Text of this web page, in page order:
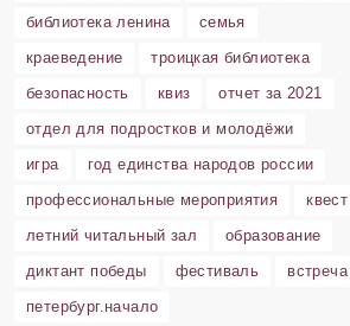
библиотека ленина
семья
краеведение
троицкая библиотека
безопасность
квиз
отчет за 2021
отдел для подростков и молодёжи
игра
год единства народов россии
профессиональные мероприятия
квест
летний читальный зал
образование
диктант победы
фестиваль
встреча
петербург.начало